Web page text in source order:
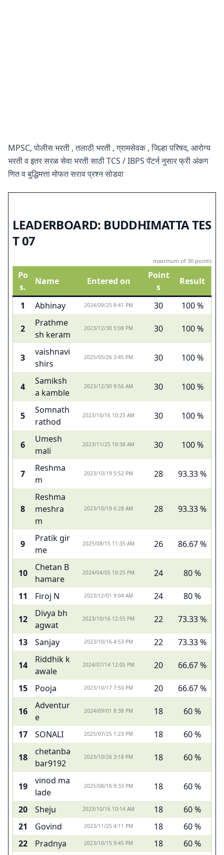
MPSC, पोलीस भरती , तलाठी भरती , ग्रामसेवक , जिल्हा परिषद, आरोग्य
भरती व इतर सरळ सेवा भरती साठी TCS / IBPS पॅटर्न नुसार फ्री अंकग
णित व बुद्धिमत्ता मोफत सराव प्रश्न सोडवा
LEADERBOARD: BUDDHIMATTA TES
T 07
maximum of 30 points
Po
s.
Name Entered on
Point
s
Result
1 Abhinay 2024/09/25 8:41 PM 30 100 %
2
Prathme
sh keram
2023/12/30 5:08 PM 30 100 %
3
vaishnavi
shirs
2025/05/26 3:45 PM 30 100 %
4
Samiksh
a kamble
2023/12/30 9:56 AM 30 100 %
5
Somnath
rathod
2023/10/16 10:25 AM 30 100 %
6
Umesh
mali
2023/11/25 10:38 AM 30 100 %
7
Reshma
m
2023/10/19 5:52 PM 28 93.33 %
8
Reshma
meshra
m
2023/10/19 6:28 AM 28 93.33 %
9
Pratik gir
me
2025/08/15 11:35 AM 26 86.67 %
10
Chetan B
hamare
2024/04/05 10:25 PM 24 80 %
11 Firoj N 2023/12/01 9:04 AM 24 80 %
12
Divya bh
agwat
2023/10/16 12:55 PM 22 73.33 %
13 Sanjay 2023/10/16 4:53 PM 22 73.33 %
14
Riddhik k
awale
2024/07/14 12:05 PM 20 66.67 %
15 Pooja 2023/10/17 7:50 PM 20 66.67 %
16
Adventur
e
2024/09/01 8:38 PM 18 60 %
17 SONALI 2025/07/25 1:23 PM 18 60 %
18
chetanba
bar9192
2023/10/26 3:18 PM 18 60 %
19
vinod ma
lade
2025/08/16 9:33 PM 18 60 %
20 Sheju 2023/10/16 10:14 AM 18
60 %
21
Govind 2023/11/25 4:11 PM 18
60 %
22
Pradnya 2023/10/15 9:45 PM 18
60 %